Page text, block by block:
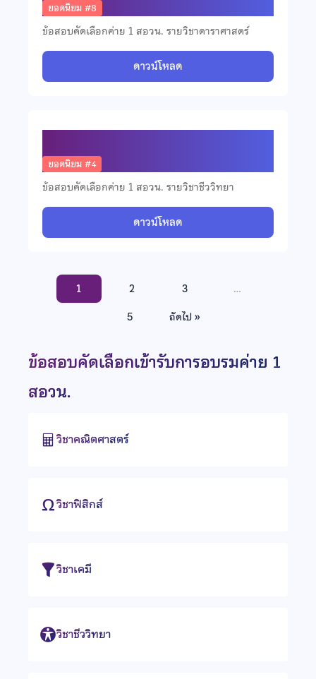
ยอดนิยม #8
ข้อสอบคัดเลือกค่าย 1 สอวน. รายวิชาดาราศาสตร์
ดาวน์โหลด
ยอดนิยม #4
ข้อสอบคัดเลือกค่าย 1 สอวน. รายวิชาชีววิทยา
ดาวน์โหลด
1 2 3
…
5
ถัดไป »
ข้อสอบคัดเลือกเข้ารับการอบรมค่าย 1
สอวน.
วิชาคณิตศาสตร์
วิชาฟิสิกส์
วิชาเคมี
วิชาชีววิทยา